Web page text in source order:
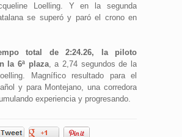
Loelling. Y en la segunda
se superó y paró el crono en
total de 2:24.26, la piloto
la 6ª plaza, a 2,74 segundos de la
Magnífico resultado para el
y para Montejano, una corredora
experiencia y progresando.